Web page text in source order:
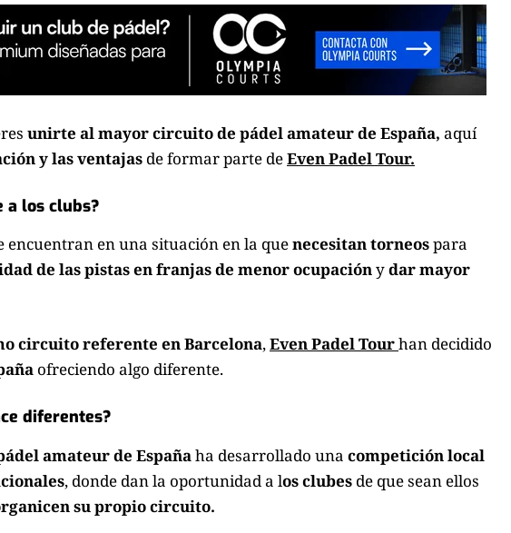
unirte al mayor circuito de pádel amateur de España, aquí
y las ventajas de formar parte deEven Padel Tour.
a los clubs?
encuentran en una situación en la quenecesitan torneospara
de las pistas en franjas de menor ocupaciónydar mayor
circuito referente en Barcelona,Even Padel Tourhan decidido
ofreciendo algo diferente.
diferentes?
amateur de Españaha desarrollado una competición local
, donde dan la oportunidad a los clubes de que sean ellos
su propio circuito.